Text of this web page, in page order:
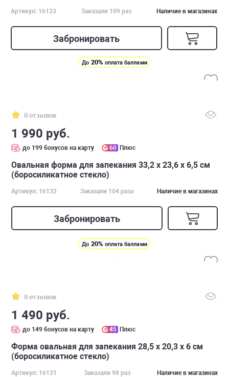
Артикул: 16133 Заказали 109 раз Наличие в магазинах
Забронировать
До 20% оплата баллами
0 отзывов
1 990 руб.
до 199 бонусов на карту 60 Плюс
Овальная форма для запекания 33,2 x 23,6 x 6,5 см
(боросиликатное стекло)
Артикул: 16132 Заказали 104 раза Наличие в магазинах
Забронировать
До 20% оплата баллами
0 отзывов
1 490 руб.
до 149 бонусов на карту 45 Плюс
Форма овальная для запекания 28,5 x 20,3 x 6 см
(боросиликатное стекло)
Артикул: 16131 Заказали 98 раз Наличие в магазинах